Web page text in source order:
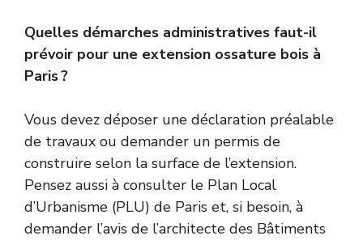
Quelles démarches administratives faut-il
prévoir pour une extension ossature bois à
Paris ?
Vous devez déposer une déclaration préalable
de travaux ou demander un permis de
construire selon la surface de l’extension.
Pensez aussi à consulter le Plan Local
d’Urbanisme (PLU) de Paris et, si besoin, à
demander l’avis de l’architecte des Bâtiments